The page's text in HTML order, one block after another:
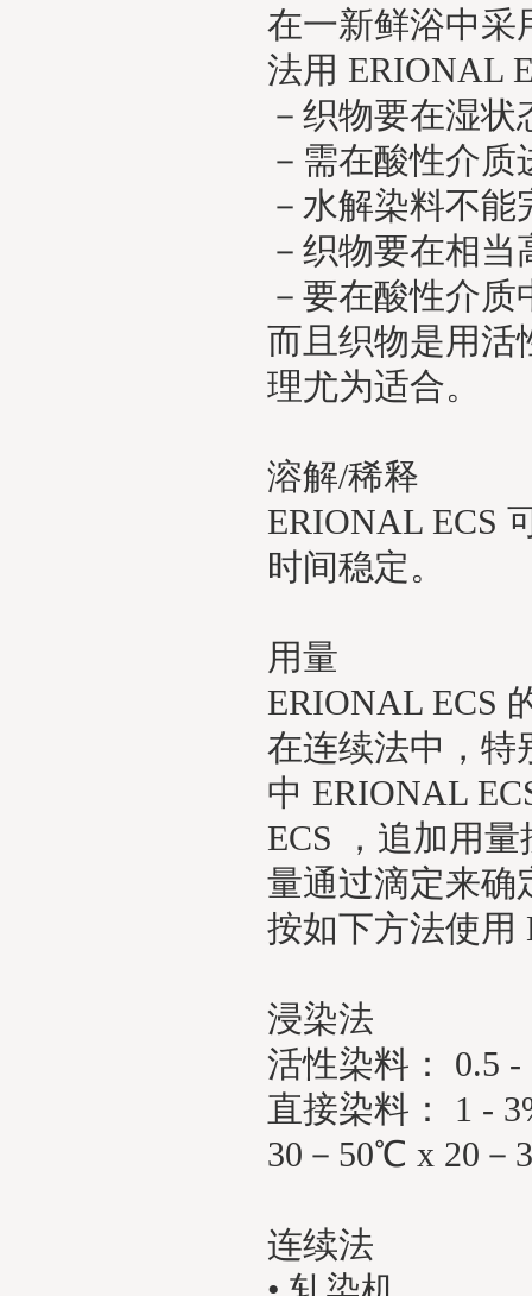
在一新鲜浴中采
法用 ERIONAL
－织物要在湿
－需在酸性介
－水解染料不
－织物要在相
－要在酸性介
而且织物是用活
理尤为适合。
溶解/稀释
ERIONAL ECS
时间稳定。
用量
ERIONAL ECS
在连续法中，特
中 ERIONAL
ECS ，追加用
量通过滴定来确
按如下方法使用
浸染法
活性染料： 0.5 -
直接染料 ： 1 -
30－50℃ x 20－
连续法